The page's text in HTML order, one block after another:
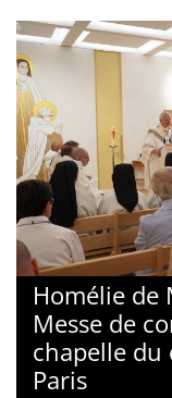
Homélie de
Messe de
chapelle du
Paris